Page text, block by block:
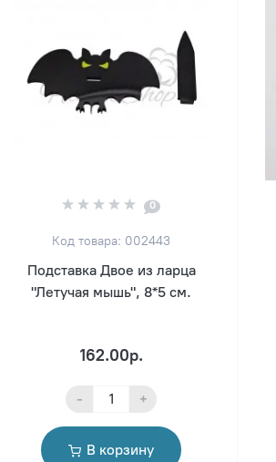
0
Код товара: 002443
Подставка Двое из ларца
"Летучая мышь", 8*5 см.
162.00р.
- +
В корзину